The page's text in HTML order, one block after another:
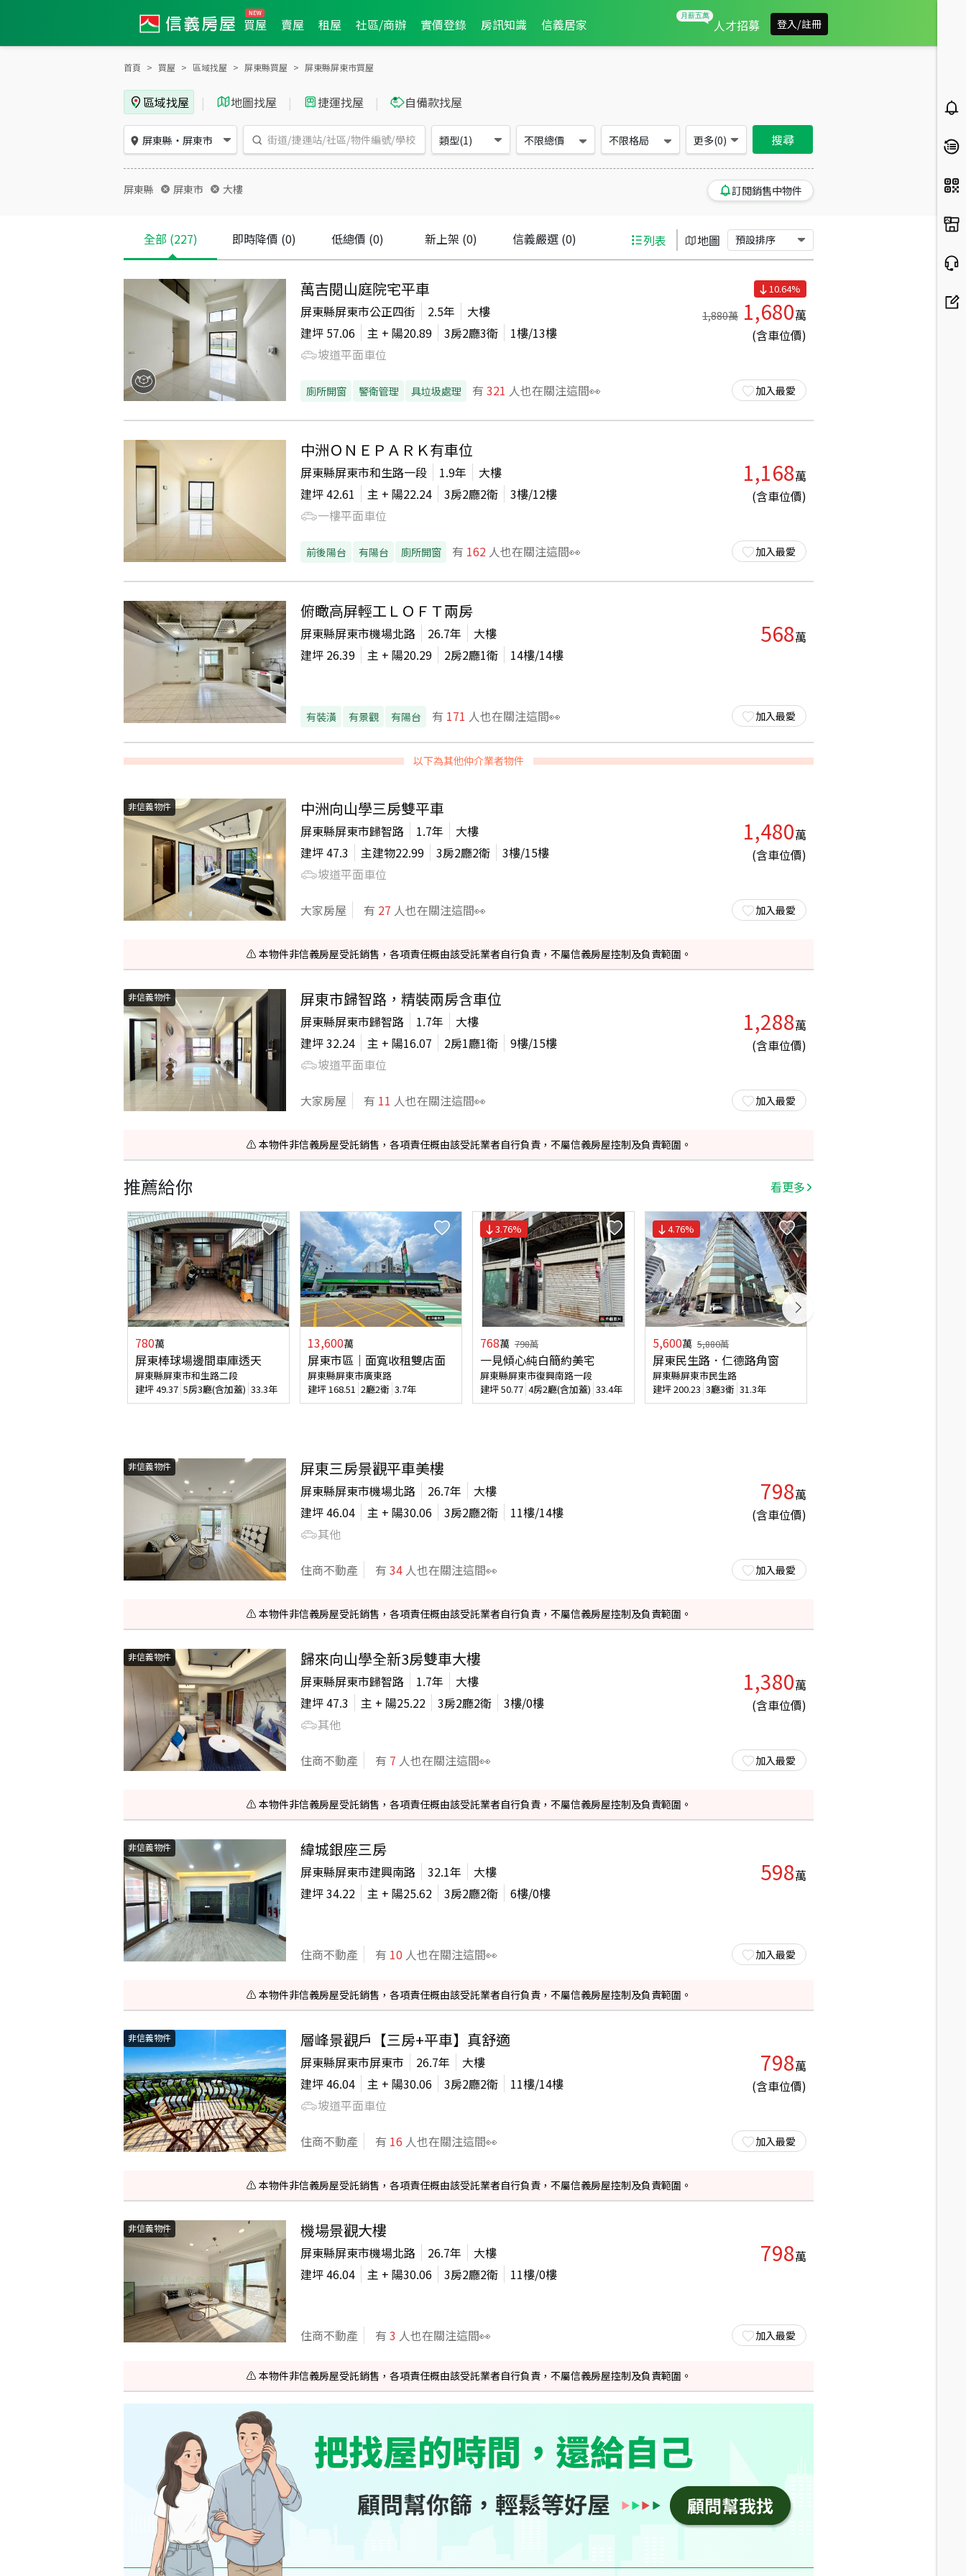
買屋 賣屋 租屋 社區/商辦 實價登錄 房訊知識 信義居家 人才招募 登入/註冊
首頁 買屋 區域找屋 屏東縣買屋 屏東縣屏東市買屋
區域找屋 | 地圖找屋 | 捷運找屋 | 自備款找屋
屏東縣 ・ 屏東市 類型(1) 不限總價 不限格局 更多(0) 搜尋
屏東縣 屏東市 大樓 訂閱銷售中物件
全部 (227) 即時降價 (0) 低總價 (0) 新上架 (0) 信義嚴選(0) 列表 地圖 預設排序
萬吉閱山庭院宅平車
屏東縣屏東市公正四街 2.5年
大樓
建坪 57.06 主 + 陽20.89 3房2廳3衛 1樓/13樓
坡道平面車位
廁所開窗 警衛管理 具垃圾處理 有 321 人也在關注這間👀
10.64%
1,880萬 1,680萬
(含車位價)
加入最愛
中洲ＯＮＥＰＡＲＫ有車位
屏東縣屏東市和生路一段 1.9年
大樓
建坪42.61 主 + 陽22.24 3房2廳2衛 3樓/12樓
一樓平面車位
前後陽台 有陽台 廁所開窗 有 162 人也在關注這間👀
1,168萬
(含車位價)
加入最愛
俯瞰高屏輕工ＬＯＦＴ兩房
屏東縣屏東市機場北路 26.7年
大樓
建坪 26.39 主 + 陽20.29 2房2廳1衛 14樓/14樓
有裝潢 有景觀 有陽台 有 171 人也在關注這間👀
568萬
加入最愛
以下為其他仲介業者物件
非信義物件 中洲向山學三房雙平車
屏東縣屏東市歸智路 1.7年
大樓
建坪47.3 主建物22.99 3房2廳2衛 3樓/15樓
坡道平面車位
大家房屋 有 27 人也在關注這間👀
1,480萬
(含車位價)
加入最愛
⚠️ 本物件非信義房屋受託銷售，各項責任概由該受託業者自行負責，不屬信義房屋控制及負責範圍。
非信義物件 屏東市歸智路，精裝兩房含車位
屏東縣屏東市歸智路 1.7年
大樓
建坪32.24 主 + 陽16.07 2房1廳1衛 9樓/15樓
坡道平面車位
大家房屋 有 11 人也在關注這間👀
1,288萬
(含車位價)
加入最愛
⚠️ 本物件非信義房屋受託銷售，各項責任概由該受託業者自行負責，不屬信義房屋控制及負責範圍。
推薦給你 看更多
780萬
屏東棒球場邊間車庫透天
屏東縣屏東市和生路二段
建坪49.37 5房3廳(含加蓋) 33.3年
13,600萬
屏東市區｜面寬收租雙店面
屏東縣屏東市廣東路
建坪168.51 2廳2衛 3.7年
3.76%
768萬 798萬
一見傾心純白簡約美宅
屏東縣屏東市復興南路一段
建坪50.77 4房2廳(含加蓋) 33.4年
4.76%
5,600萬 5,880萬
屏東民生路．仁德路角窗
屏東縣屏東市民生路
建坪200.23 3廳3衛 31.3年
非信義物件 屏東三房景觀平車美樓
屏東縣屏東市機場北路 26.7年
大樓
建坪46.04 主 + 陽30.06 3房2廳2衛 11樓/14樓
其他
住商不動產 有 34 人也在關注這間👀
798萬
(含車位價)
加入最愛
⚠️ 本物件非信義房屋受託銷售，各項責任概由該受託業者自行負責，不屬信義房屋控制及負責範圍。
非信義物件 歸來向山學全新3房雙車大樓
屏東縣屏東市歸智路 1.7年
大樓
建坪47.3 主 + 陽25.22 3房2廳2衛 3樓/0樓
其他
住商不動產 有 7 人也在關注這間👀
1,380萬
(含車位價)
加入最愛
⚠️ 本物件非信義房屋受託銷售，各項責任概由該受託業者自行負責，不屬信義房屋控制及負責範圍。
非信義物件 緯城銀座三房
屏東縣屏東市建興南路 32.1年
大樓
建坪34.22 主 + 陽25.62 3房2廳2衛 6樓/0樓
住商不動產 有 10 人也在關注這間👀
598萬
加入最愛
⚠️ 本物件非信義房屋受託銷售，各項責任概由該受託業者自行負責，不屬信義房屋控制及負責範圍。
非信義物件 層峰景觀戶【三房+平車】真舒適
屏東縣屏東市屏東市 26.7年
大樓
建坪46.04 主 + 陽30.06 3房2廳2衛 11樓/14樓
坡道平面車位
住商不動產 有 16 人也在關注這間👀
798萬
(含車位價)
加入最愛
⚠️ 本物件非信義房屋受託銷售，各項責任概由該受託業者自行負責，不屬信義房屋控制及負責範圍。
非信義物件 機場景觀大樓
屏東縣屏東市機場北路 26.7年
大樓
建坪46.04 主 + 陽30.06 3房2廳2衛 11樓/0樓
住商不動產 有 3 人也在關注這間👀
798萬
加入最愛
⚠️ 本物件非信義房屋受託銷售，各項責任概由該受託業者自行負責，不屬信義房屋控制及負責範圍。